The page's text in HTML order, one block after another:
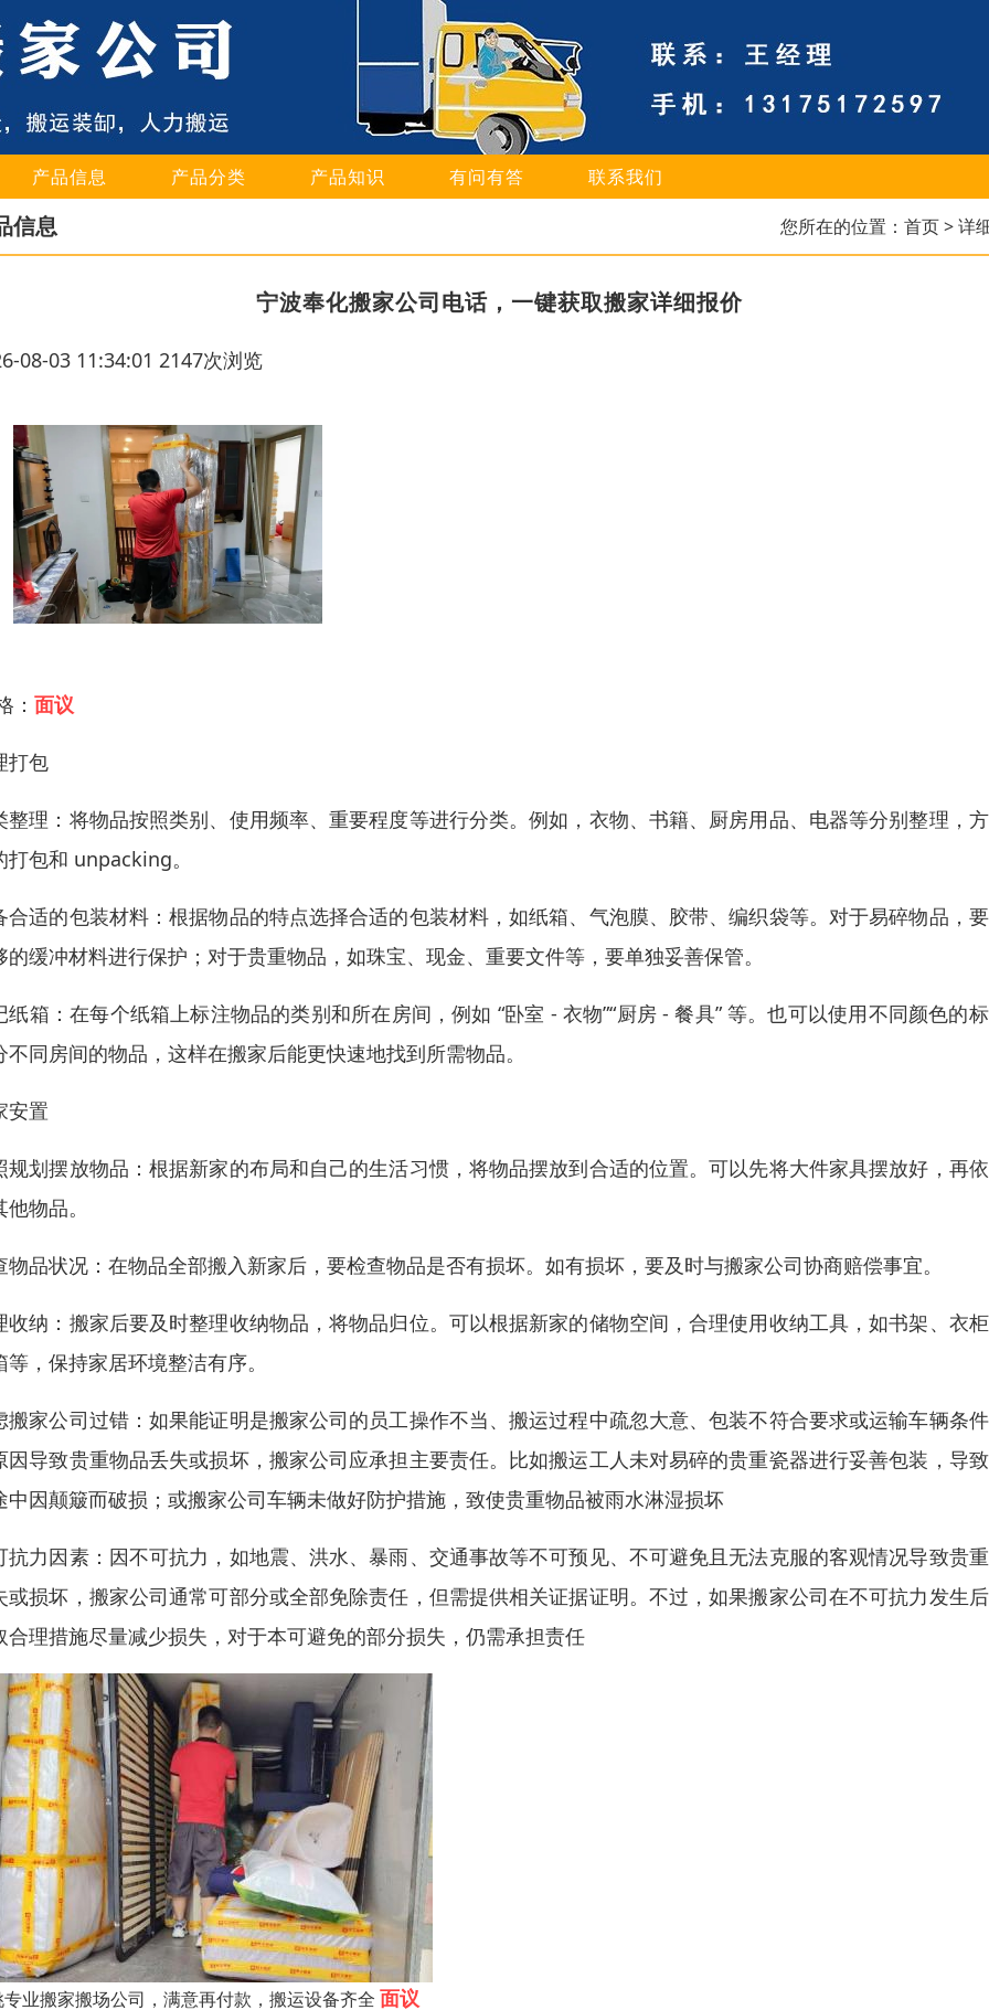
产品信息 产品分类 产品知识 有问有答 联系我们
信息 您所在的位置： 首页> 详
宁波奉化搬家公司电话，一键获取搬家详细报价
08-03 11:34:01 2147次浏览
： 面议
打包
整理：将物品按照类别、使用频率、重要程度等进行分类。例如，衣物、书籍、厨房用品、电器等分别整理，
打包和 unpacking。
合适的包装材料：根据物品的特点选择合适的包装材料，如纸箱、气泡膜、胶带、编织袋等。对于易碎物品，
的缓冲材料进行保护；对于贵重物品，如珠宝、现金、重要文件等，要单独妥善保管。
纸箱：在每个纸箱上标注物品的类别和所在房间，例如 “卧室 - 衣物”“厨房 - 餐具” 等。也可以使用不同颜色的
不同房间的物品，这样在搬家后能更快速地找到所需物品。
安置
规划摆放物品：根据新家的布局和自己的生活习惯，将物品摆放到合适的位置。可以先将大件家具摆放好，再
物品。
物品状况：在物品全部搬入新家后，要检查物品是否有损坏。如有损坏，要及时与搬家公司协商赔偿事宜。
收纳：搬家后要及时整理收纳物品，将物品归位。可以根据新家的储物空间，合理使用收纳工具，如书架、衣
等，保持家居环境整洁有序。
搬家公司过错：如果能证明是搬家公司的员工操作不当、搬运过程中疏忽大意、包装不符合要求或运输车辆条
因导致贵重物品丢失或损坏，搬家公司应承担主要责任。比如搬运工人未对易碎的贵重瓷器进行妥善包装，导
中因颠簸而破损；或搬家公司车辆未做好防护措施，致使贵重物品被雨水淋湿损坏
抗力因素：因不可抗力，如地震、洪水、暴雨、交通事故等不可预见、不可避免且无法克服的客观情况导致贵
或损坏，搬家公司通常可部分或全部免除责任，但需提供相关证据证明。不过，如果搬家公司在不可抗力发生
合理措施尽量减少损失，对于本可避免的部分损失，仍需承担责任
业搬家搬场公司，满意再付款，搬运设备齐全 面议